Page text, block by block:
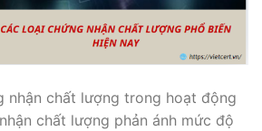
nhận chất lượng trong hoạt động
chất lượng phản ánh mức độ